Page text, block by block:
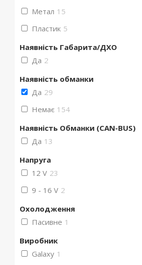
Метал 15
Пластик 5
Наявність Габарита/ДХО
Да 2
Наявність обманки
Да 29
Немає 154
Наявність Обманки (CAN-BUS)
Да 13
Напруга
12 V 23
9 - 16 V 2
Охолодження
Пасивне 1
Виробник
Galaxy 1